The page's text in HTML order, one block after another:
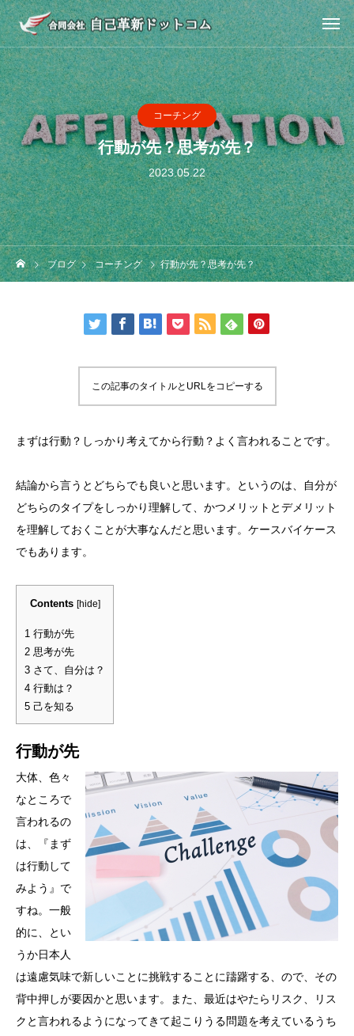
コーチング
行動が先？思考が先？
2023.05.22
ブログ コーチング 行動が先？思考が先？
この記事のタイトルとURLをコピーする
まずは行動？しっかり考えてから行動？よく言われることです。
結論から言うとどちらでも良いと思います。というのは、自分が
どちらのタイプをしっかり理解して、かつメリットとデメリット
を理解しておくことが大事なんだと思います。ケースバイケース
でもあります。
Contents [hide]
1 行動が先
2 思考が先
3 さて、自分は？
4 行動は？
5 己を知る
行動が先
大体、色々
なところで
言われるの
は、『まず
は行動して
みよう』で
すね。一般
的に、とい
うか日本人
は遠慮気味で新しいことに挑戦することに躊躇する、ので、その
背中押しが要因かと思います。また、最近はやたらリスク、リス
クと言われるようになってきて起こりうる問題を考えているうち